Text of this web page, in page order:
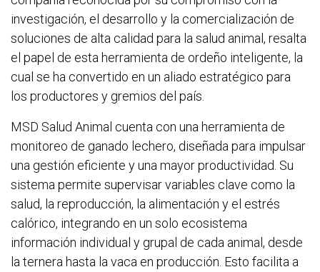
investigación, el desarrollo y la comercialización de
soluciones de alta calidad para la salud animal, resalta
el papel de esta herramienta de ordeño inteligente, la
cual se ha convertido en un aliado estratégico para
los productores y gremios del país.
MSD Salud Animal cuenta con una herramienta de
monitoreo de ganado lechero, diseñada para impulsar
una gestión eficiente y una mayor productividad. Su
sistema permite supervisar variables clave como la
salud, la reproducción, la alimentación y el estrés
calórico, integrando en un solo ecosistema
información individual y grupal de cada animal, desde
la ternera hasta la vaca en producción. Esto facilita a